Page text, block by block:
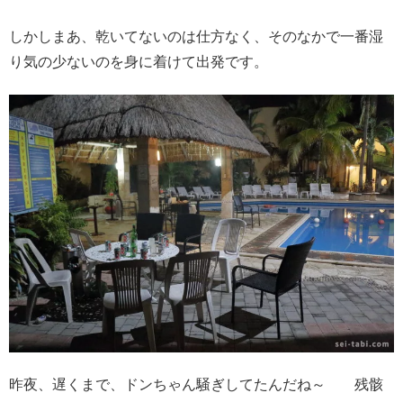
しかしまあ、乾いてないのは仕方なく、そのなかで一番湿
り気の少ないのを身に着けて出発です。
昨夜、遅くまで、ドンちゃん騒ぎしてたんだね～ 残骸